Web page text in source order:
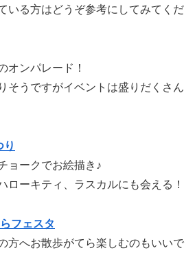
いる方はどうぞ参考にしてみてくだ
オンパレード！
そうですがイベントは盛りだくさん
り
ョークでお絵描き♪
ローキティ、ラスカルにも会える！
フェスタ
方へお散歩がてら楽しむのもいいで